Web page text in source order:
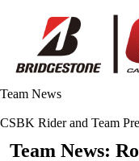
Team News
CSBK Rider and Team
Team News: